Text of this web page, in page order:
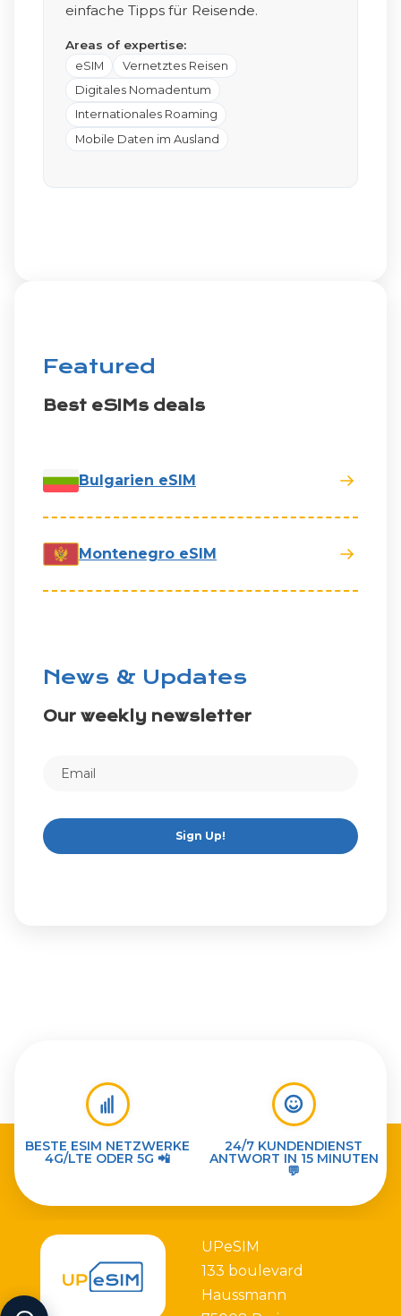
einfache Tipps für Reisende.
Areas of expertise:
eSIM
Vernetztes Reisen
Digitales Nomadentum
Internationales Roaming
Mobile Daten im Ausland
Featured
Best eSIMs deals
Bulgarien eSIM
Montenegro eSIM
News & Updates
Our weekly newsletter
Sign Up!
BESTE ESIM NETZWERKE
4G/LTE ODER 5G 📲
24/7 KUNDENDIENST
ANTWORT IN 15 MINUTEN
💬
UPeSIM
133 boulevard
Haussmann